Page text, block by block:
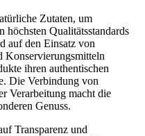
Zutaten, um
höchsten Qualitätsstandards
auf den Einsatz von
Konservierungsmitteln
ihren authentischen
Die Verbindung von
Verarbeitung macht die
Genuss.
Transparenz und